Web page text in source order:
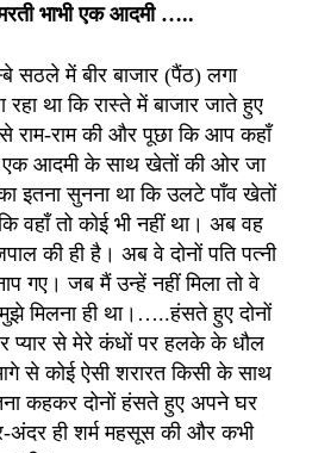
भाभी एक आदमी …..
सठले में बीर बाजार (पैंठ) लगा
था कि रास्ते में बाजार जाते हुए
राम-राम की और पूछा कि आप कहाँ
एक आदमी के साथ खेतों की ओर जा
इतना सुनना था कि उलटे पाँव खेतों
वहाँ तो कोई भी नहीं था। अब वह
की ही है। अब वे दोनों पति पत्नी
गए। जब मैं उन्हें नहीं मिला तो वे
मिलना ही था।…..हंसते हुए दोनों
से मेरे कंधों पर हलके के धौल
से कोई ऐसी शरारत किसी के साथ
कहकर दोनों हंसते हुए अपने घर
ही शर्म महसूस की और कभी